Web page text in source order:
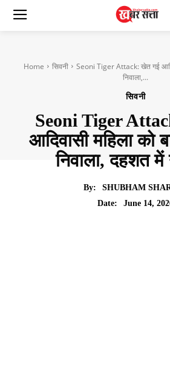
Home सिवनी
Seoni Tiger Attack: खेत गई
निवाला,...
सिवनी
Seoni Tiger
आदिवासी महिला को
निवाला, दहशत में
By:
SHUBHAM
Date:
June 14,